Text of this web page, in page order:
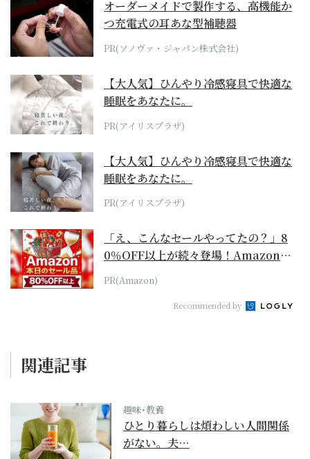
オーダーメイドで製作する、高機能か
つ充電式の耳あな型補聴器
PR(ソノヴァ・ジャパン株式会社)
【大人気】ひんやり冷感寝具で快適な
睡眠をあなたに。
PR(アイリスプラザ)
【大人気】ひんやり冷感寝具で快適な
睡眠をあなたに。
PR(アイリスプラザ)
「え、こんなセールやってたの？」8
0％OFF以上が続々登場！Amazonの
本気が...
PR(Amazon)
Recommended by
関連記事
趣味･教養
ひとり暮らしは煩わしい人間関係
がない。夫…